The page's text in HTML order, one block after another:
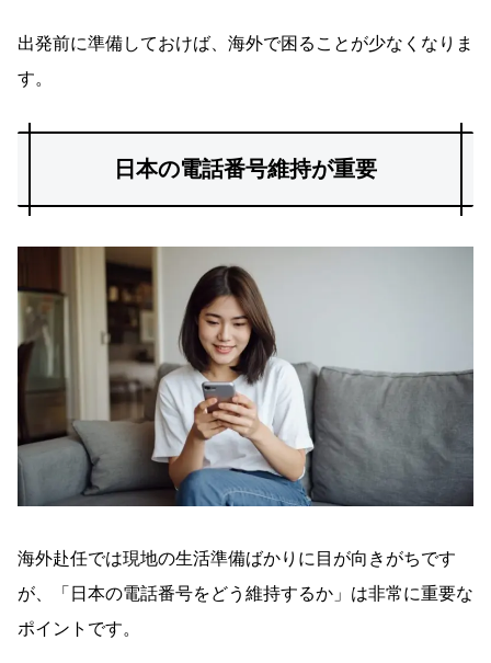
出発前に準備しておけば、海外で困ることが少なくなりま
す。
日本の電話番号維持が重要
海外赴任では現地の生活準備ばかりに目が向きがちです
が、「日本の電話番号をどう維持するか」は非常に重要な
ポイントです。